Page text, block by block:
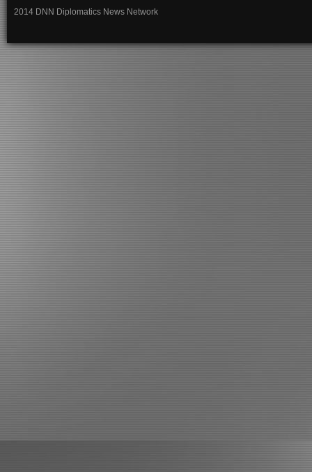
2014 DNN Diplomatics News Network